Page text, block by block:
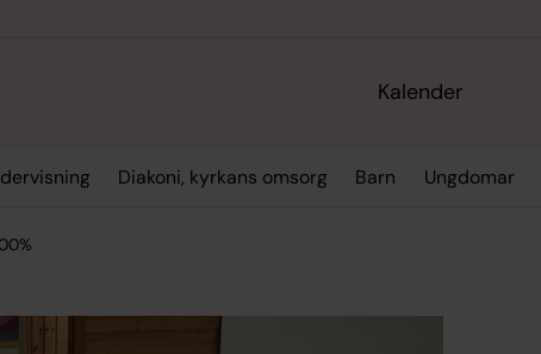
Kalender
Diakoni, kyrkans omsorg Barn Ungdomar